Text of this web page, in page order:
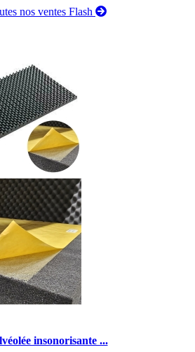
nos ventes Flash
insonorisante ...